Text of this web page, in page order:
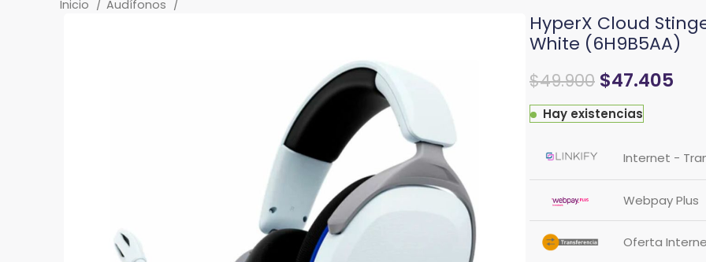
Inicio Audífonos
HyperX Cloud
White (6H9B5AA)
$49.900 $47.405
Hay existencias
Internet -
Webpay Plus
Oferta